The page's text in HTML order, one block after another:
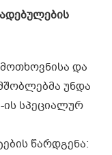
და
უნდა
ის სპეციალურ
წარდგენა: